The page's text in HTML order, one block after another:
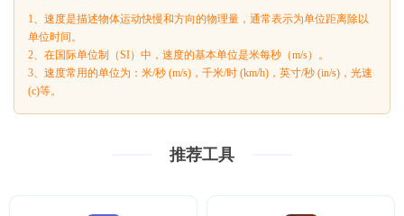
1、速度是描述物体运动快慢和方向的物理量，通常表示为单位距离除以
单位时间。
2、在国际单位制（SI）中，速度的基本单位是米每秒（m/s）。
3、速度常用的单位为：米/秒 (m/s)，千米/时 (km/h)，英寸/秒 (in/s)，光速
(c)等。
推荐工具